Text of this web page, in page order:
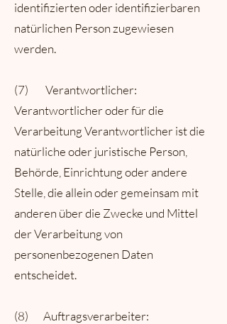
identifizierten oder identifizierbaren
natürlichen Person zugewiesen
werden.
(7) Verantwortlicher:
Verantwortlicher oder für die
Verarbeitung Verantwortlicher ist die
natürliche oder juristische Person,
Behörde, Einrichtung oder andere
Stelle, die allein oder gemeinsam mit
anderen über die Zwecke und Mittel
der Verarbeitung von
personenbezogenen Daten
entscheidet.
(8) Auftragsverarbeiter: